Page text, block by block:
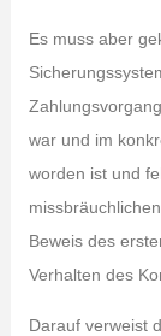
Es muss aber
war und im
worden ist und
Beweis des
Verhalten des
Darauf verweist